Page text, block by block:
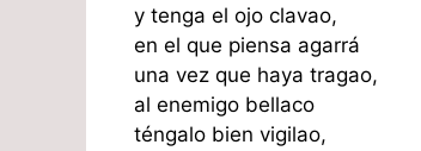
y tenga el ojo clavao,
en el que piensa agarrá
una vez que haya tragao,
al enemigo bellaco
téngalo bien vigilao,